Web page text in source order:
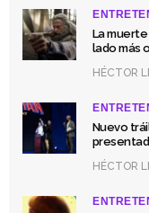
La muerte
lado más
HÉCTOR
Nuevo
HÉCTOR